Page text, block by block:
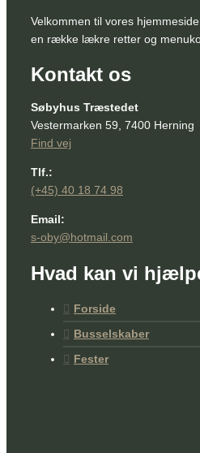
Velkommen til vores
en række lækre retter og
Kontakt os
Søbyhus Træstedet
Vestermarken 59, 7400 Herning
Find vej
Tlf.:
(+45) 40 18 74 98
Email:
s-oby@hotmail.com
Hvad kan vi
Forside
Busselskaber
Fester